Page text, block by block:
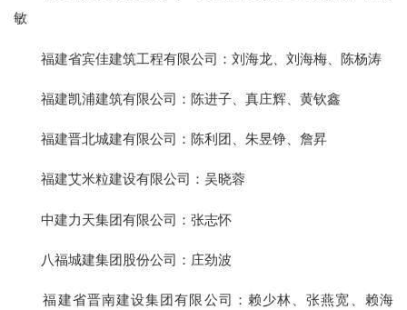
敏
福建省宾佳建筑工程有限公司：刘海龙、刘海梅、陈杨涛
福建凯浦建筑有限公司：陈进子、真庄辉、黄钦鑫
福建晋北城建有限公司：陈利团、朱昱铮、詹昇
福建艾米粒建设有限公司：吴晓蓉
中建力天集团有限公司：张志怀
八福城建集团股份公司：庄劲波
福建省晋南建设集团有限公司：赖少林、张燕宽、赖海